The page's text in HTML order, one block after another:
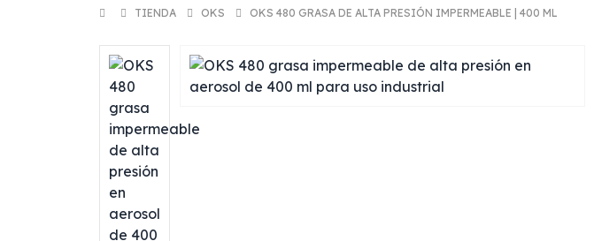
TIENDA OKS OKS 480 GRASA DE ALTA PRESIÓN IMPERMEABLE | 400 ML